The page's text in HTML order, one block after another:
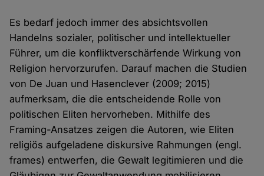
Es bedarf jedoch immer des absichtsvollen
Handelns sozialer, politischer und intellektueller
Führer, um die konfliktverschärfende Wirkung von
Religion hervorzurufen. Darauf machen die Studien
von De Juan und Hasenclever (2009; 2015)
aufmerksam, die die entscheidende Rolle von
politischen Eliten hervorheben. Mithilfe des
Framing-Ansatzes zeigen die Autoren, wie Eliten
religiös aufgeladene diskursive Rahmungen (engl.
frames) entwerfen, die Gewalt legitimieren und die